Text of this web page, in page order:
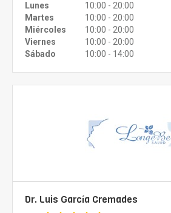
Lunes
10:00 - 20:00
Martes
10:00 - 20:00
Miércoles
10:00 - 20:00
Viernes
10:00 - 20:00
Sábado
10:00 - 14:00
Dr. Luis García Cremades